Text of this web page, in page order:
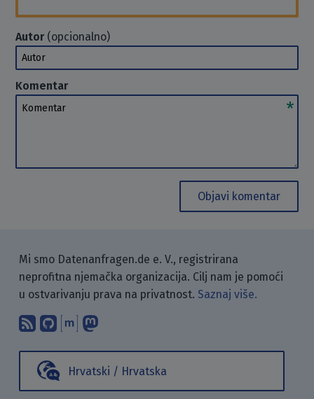
Autor(opcionalno)
Autor
Komentar
Komentar
Objavi komentar
Mi smo Datenanfragen.de e. V., registrirana
neprofitna njemačka organizacija. Cilj nam je pomoći
u ostvarivanju prava na privatnost. Saznaj više.
Pretplati se na naš blog koristeći
Pronađi nas na GitHubu.
Raspravljaj s nama putem
Hrvatski / Hrvatska